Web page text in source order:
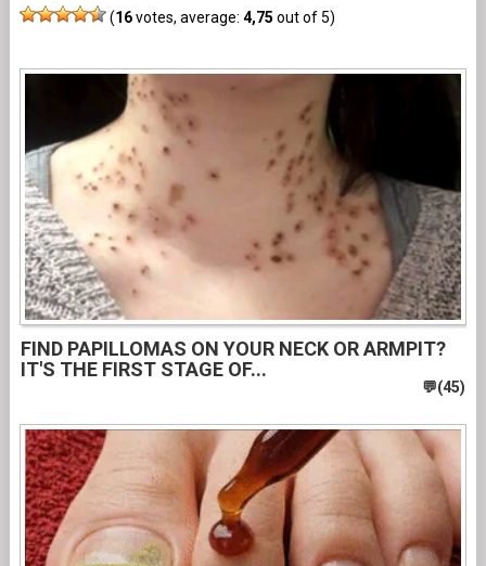
(16votes, average: 4,75 out of 5)
FIND PAPILLOMAS ON YOUR NECK OR ARMPIT?
IT'S THE FIRST STAGE OF...